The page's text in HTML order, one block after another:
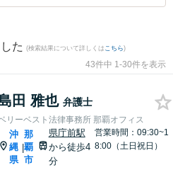
た (検索結果について詳しくは こちら)
43件中 1-30件を表示
田 雅也 弁護士
リーベスト法律事務所 那覇オフィス
沖
縄
県
|
那
覇
市
県庁前駅
から徒歩4
分
営業時間：09:30~1
8:00（土日祝日）